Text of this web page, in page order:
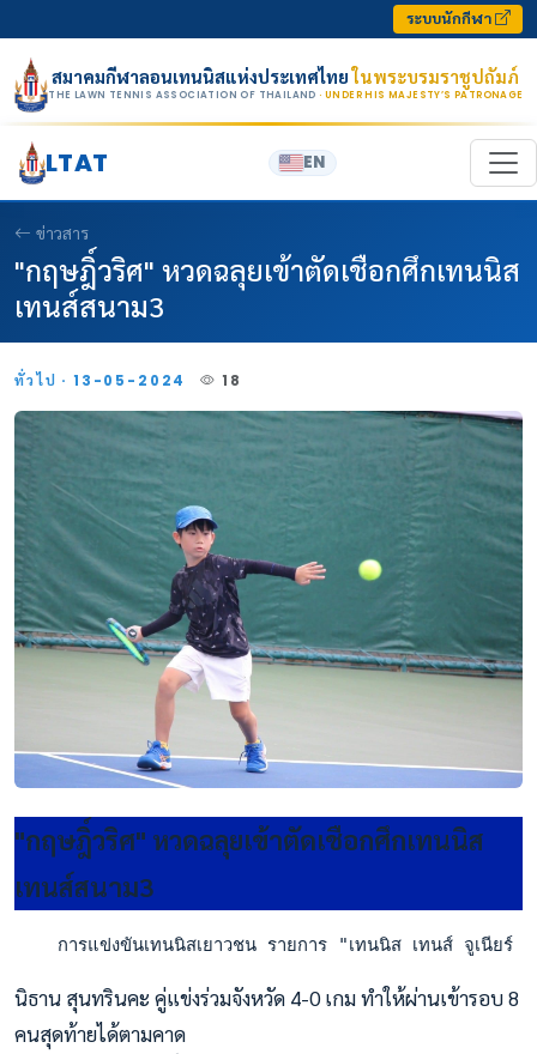
ระบบนักกีฬา
สมาคมกีฬาลอนเทนนิสแห่งประเทศไทยในพระบรมราชูปถัมภ์
THE LAWN TENNIS ASSOCIATION OF THAILAND · UNDER HIS MAJESTY’S PATRONAGE
LTAT EN
ข่าวสาร
"กฤษฎิ์วริศ" หวดฉลุยเข้าตัดเชือกศึกเทนนิส
เทนส์สนาม3
ทั่วไป · 13-05-2024 18
"กฤษฎิ์วริศ" หวดฉลุยเข้าตัดเชือกศึกเทนนิส
เทนส์สนาม3
การแข่งขันเทนนิสเยาวชน รายการ "เทนนิส เทนส์ จูเนีย
นิธาน สุนทรินคะ คู่แข่งร่วมจังหวัด 4-0 เกม ทำให้ผ่านเข้ารอบ 8
คนสุดท้ายได้ตามคาด